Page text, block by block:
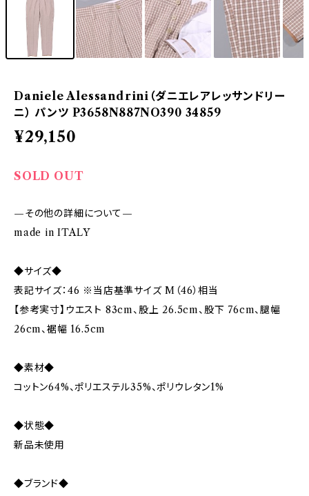
Daniele Alessandrini（ダニエレアレッサンドリー
ニ） パンツ P3658N887NO390 34859
¥29,150
SOLD OUT
—その他の詳細について—
made in ITALY
◆サイズ◆
表記サイズ：46 ※当店基準サイズ M（46）相当
【参考実寸】ウエスト 83cm、股上 26.5cm、股下 76cm、腿幅
26cm、裾幅 16.5cm
◆素材◆
コットン64%、ポリエステル35%、ポリウレタン1%
◆状態◆
新品未使用
◆ブランド◆